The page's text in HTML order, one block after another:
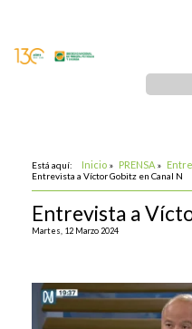
Está aquí: Inicio » PRENSA »
Entrevista a Víctor Gobitz en Canal N
Entrevista a
Martes, 12 Marzo 2024